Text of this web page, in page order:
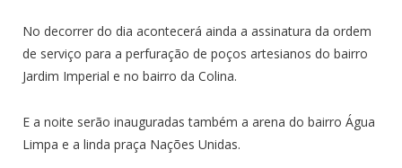
No decorrer do dia acontecerá ainda a assinatura da ordem
de serviço para a perfuração de poços artesianos do bairro
Jardim Imperial e no bairro da Colina.
E a noite serão inauguradas também a arena do bairro Água
Limpa e a linda praça Nações Unidas.